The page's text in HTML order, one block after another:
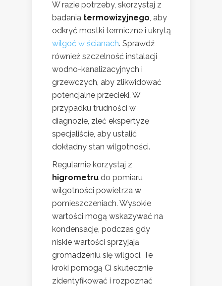
W razie potrzeby, skorzystaj z
badania termowizyjnego , aby
odkryć mostki termiczne i ukrytą
wilgoć w ścianach. Sprawdź
również szczelność instalacji
wodno-kanalizacyjnych i
grzewczych, aby zlikwidować
potencjalne przecieki. W
przypadku trudności w
diagnozie, zleć ekspertyzę
specjaliście, aby ustalić
dokładny stan wilgotności.
Regularnie korzystaj z
higrometru do pomiaru
wilgotności powietrza w
pomieszczeniach. Wysokie
wartości mogą wskazywać na
kondensację, podczas gdy
niskie wartości sprzyjają
gromadzeniu się wilgoci. Te
kroki pomogą Ci skutecznie
zidentyfikować i rozpoznać